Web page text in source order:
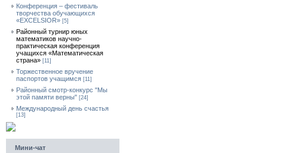
Конференция – фестиваль
творчества обучающихся
«EXCELSIOR» [5]
Районный турнир юных
математиков научно-
практическая конференция
учащихся «Математическая
страна» [11]
Торжественное вручение
паспортов учащимся [11]
Районный смотр-конкурс "Мы
этой памяти верны" [24]
Международный день счастья
[13]
Мини-чат